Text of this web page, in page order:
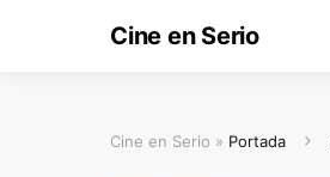
Cine en Serio
Cine en Serio » Portada